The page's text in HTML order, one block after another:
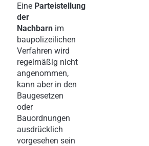
Eine Parteistellung
der
Nachbarn im
baupolizeilichen
Verfahren wird
regelmäßig nicht
angenommen,
kann aber in den
Baugesetzen
oder
Bauordnungen
ausdrücklich
vorgesehen sein